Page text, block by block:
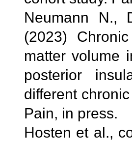
Neumann N.,
(2023)
matter volume
posterior
different
Pain, in press.
Hosten et al.,